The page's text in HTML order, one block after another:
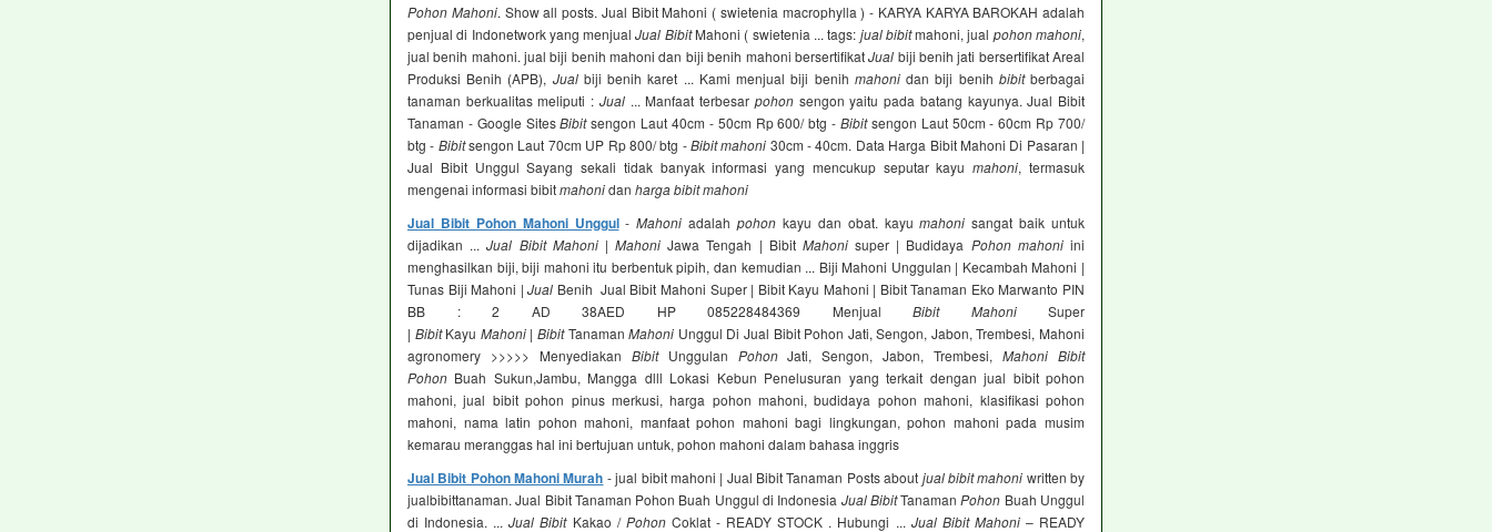
Pohon Mahoni. Show all posts. Jual Bibit Mahoni ( swietenia macrophylla ) - KARYA KARYA BAROKAH adalah
penjual di Indonetwork yang menjualJual BibitMahoni ( swietenia ... tags: jual bibitmahoni, jual pohon mahoni,
jual benih mahoni. jual biji benih mahoni dan biji benih mahoni bersertifikatJual biji benih jati bersertifikat Areal
Produksi Benih (APB), Jualbiji benih karet ... Kami menjual biji benih mahonidan biji benih bibitberbagai
tanaman berkualitas meliputi : Jual... Manfaat terbesar pohonsengon yaitu pada batang kayunya. Jual Bibit
Tanaman - Google SitesBibitsengon Laut 40cm - 50cm Rp 600/ btg -Bibitsengon Laut 50cm - 60cm Rp 700/
btg - Bibitsengon Laut 70cm UP Rp 800/ btg -Bibit mahoni 30cm - 40cm. Data Harga Bibit Mahoni Di Pasaran |
Jual Bibit Unggul Sayang sekali tidak banyak informasi yang mencukup seputar kayumahoni, termasuk
mengenai informasi bibitmahonidan harga bibit mahoni
Jual Bibit Pohon Mahoni Unggul-Mahoni adalah pohon kayu dan obat. kayumahoni sangat baik untuk
dijadikan ...Jual Bibit Mahoni|Mahoni Jawa Tengah | Bibit Mahonisuper | Budidaya Pohon mahoniini
menghasilkan biji, biji mahoni itu berbentuk pipih, dan kemudian ... Biji Mahoni Unggulan | Kecambah Mahoni |
Tunas Biji Mahoni |Jual Benih Jual Bibit Mahoni Super | Bibit Kayu Mahoni | Bibit Tanaman Eko Marwanto PIN
BB : 2 AD 38AED HP 085228484369 Menjual Bibit MahoniSuper
| BibitKayu Mahoni| BibitTanamanMahoni Unggul Di Jual Bibit Pohon Jati, Sengon, Jabon, Trembesi, Mahoni
agronomery >>>>> Menyediakan BibitUnggulan PohonJati, Sengon, Jabon, Trembesi,Mahoni Bibit
Pohon Buah Sukun,Jambu, Mangga dlll Lokasi Kebun Penelusuran yang terkait dengan jual bibit pohon
mahoni, jual bibit pohon pinus merkusi, harga pohon mahoni, budidaya pohon mahoni, klasifikasi pohon
mahoni, nama latin pohon mahoni, manfaat pohon mahoni bagi lingkungan, pohon mahoni pada musim
kemarau meranggas hal ini bertujuan untuk, pohon mahoni dalam bahasa inggris
Jual Bibit Pohon Mahoni Murah - jual bibit mahoni | Jual Bibit Tanaman Posts about jual bibit mahoni written by
jualbibittanaman. Jual Bibit Tanaman Pohon Buah Unggul di Indonesia Jual BibitTanamanPohon Buah Unggul
di Indonesia. ...Jual BibitKakao / PohonCoklat - READY STOCK . Hubungi ... Jual Bibit Mahoni– READY